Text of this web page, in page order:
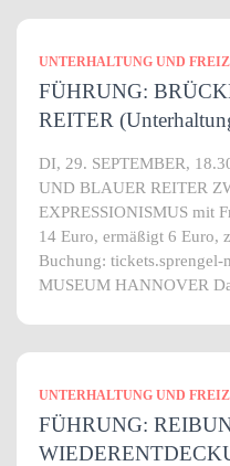
UNTERHALTUNG UND
FÜHRUNG:
REITER
DI, 29. SEPTEMBER,
UND BLAUER REITER
EXPRESSIONISMUS mit
14 Euro, ermäßigt 6 Euro,
Buchung: tickets.sprengel-
MUSEUM HANNOVER
UNTERHALTUNG UND
FÜHRUNG: